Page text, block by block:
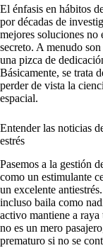
El énfasis en hábitos
por décadas de
mejores soluciones no
secreto. A menudo
una pizca de
Básicamente, se trata
perder de vista la
espacial.
Entender las noticias
estrés
Pasemos a la gestión
como un estimulante
un excelente
incluso baila como
activo mantiene a raya
no es un mero
prematuro si no se